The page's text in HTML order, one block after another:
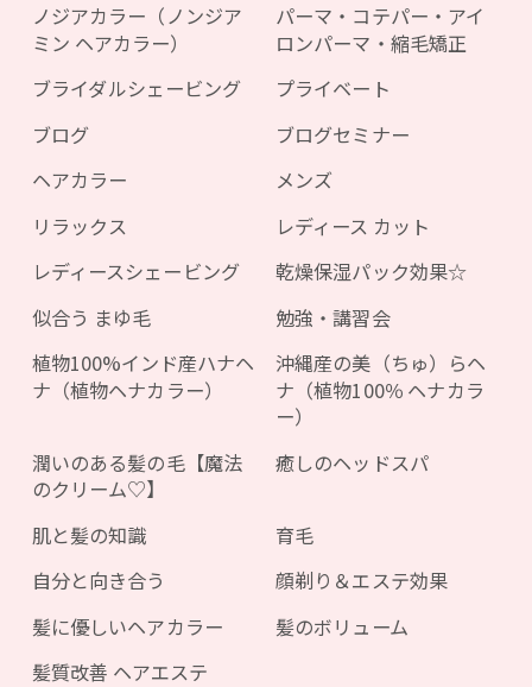
ノジアカラー（ノンジア
ミン ヘアカラー）
パーマ・コテパー・アイ
ロンパーマ・縮毛矯正
ブライダルシェービング
プライベート
ブログ
ブログセミナー
ヘアカラー
メンズ
リラックス
レディース カット
レディースシェービング
乾燥保湿パック効果☆
似合う まゆ毛
勉強・講習会
植物100%インド産ハナヘ
ナ（植物ヘナカラー）
沖縄産の美（ちゅ）らヘ
ナ（植物100％ ヘナカラ
ー）
潤いのある髪の毛【魔法
のクリーム♡】
癒しのヘッドスパ
肌と髪の知識
育毛
自分と向き合う
顔剃り＆エステ効果
髪に優しいヘアカラー
髪のボリューム
髪質改善 ヘアエステ